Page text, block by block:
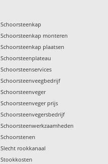
Schoorsteenkap
Schoorsteenkap monteren
Schoorsteenkap plaatsen
Schoorsteenplateau
Schoorsteenservices
Schoorsteenveegbedrijf
Schoorsteenveger
Schoorsteenveger prijs
Schoorsteenvegersbedrijf
Schoorsteenwerkzaamheden
Schoorstenen
Slecht rookkanaal
Stookkosten